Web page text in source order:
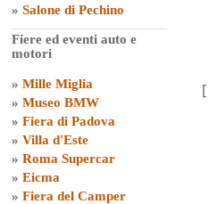
» Salone di Pechino
Fiere ed eventi auto e
motori
» Mille Miglia
» Museo BMW
» Fiera di Padova
» Villa d'Este
» Roma Supercar
» Eicma
» Fiera del Camper
[